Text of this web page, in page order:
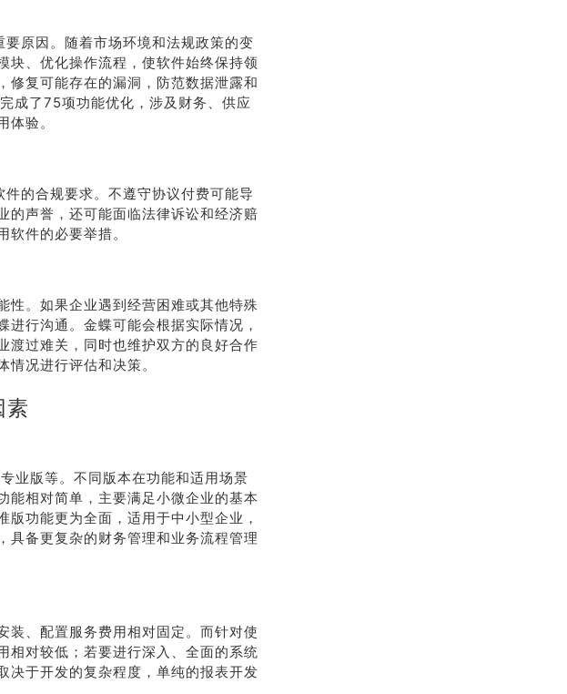
原因。随着市场环境和法规政策的变
块、优化操作流程，使软件始终保持领
修复可能存在的漏洞，防范数据泄露和
成了75项功能优化，涉及财务、供应
验。
的合规要求。不遵守协议付费可能导
的声誉，还可能面临法律诉讼和经济赔
件的必要举措。
性。如果企业遇到经营困难或其他特殊
行沟通。金蝶可能会根据实际情况，
渡过难关，同时也维护双方的良好合作
况进行评估和决策。
素
业版等。不同版本在功能和适用场景
能相对简单，主要满足小微企业的基本
功能更为全面，适用于中小型企业，
具备更复杂的财务管理和业务流程管理
装、配置服务费用相对固定。而针对使
相对较低；若要进行深入、全面的系统
决于开发的复杂程度，单纯的报表开发